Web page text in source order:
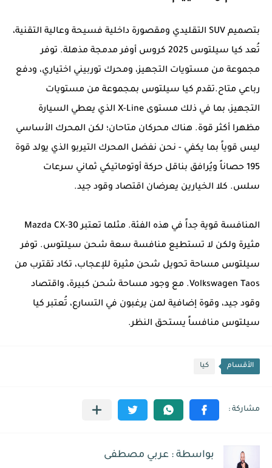
بتصميم SUV التقليدي ومقصورة داخلية فسيحة وعالية التقنية،
تُعد كيا سيلتوس 2025 كروس أوفر مدمجة مذهلة. توفر
مجموعة من مستويات التجهيز، ومحرك توربيني اختياري، ودفع
رباعي متاح.تقدم كيا سيلتوس بمجموعة من مستويات
التجهيز، بما في ذلك مستوى X-Line الذي يعطي السيارة
مظهرا أكثر قوة. هناك محركان متاحان؛ لكن المحرك الأساسي
ليس قوياً بما يكفي - نحن نفضل المحرك التيربو الذي يولد قوة
195 حصاناً ويُرافق بناقل حركة أوتوماتيكي ثماني سرعات
سلس. كلا الخيارين يعرضان اقتصاد وقود جيد.
المنافسة قوية جداً في هذه الفئة. مثلما تعتبر Mazda CX-30
مثيرة ولكن لا تستطيع منافسة سعة شحن سيلتوس. توفر
سيلتوس مساحة تحويل شحن مثيرة للإعجاب، تكاد تقترب من
Volkswagen Taos. مع وجود مساحة شحن كبيرة، واقتصاد
وقود جيد، وقوة إضافية لمن يرغبون في التسارع، تُعتبر كيا
سيلتوس منافساً يستحق النظر.
الأقسام كيا
بواسطة : عربي مصطفى